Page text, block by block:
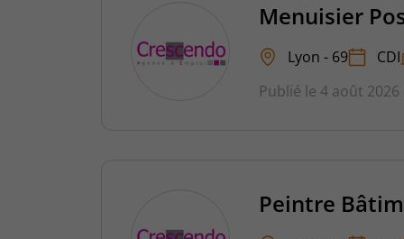
Menuisier
Lyon - 69 CDI
Publié le 4 août 2026
Peintre